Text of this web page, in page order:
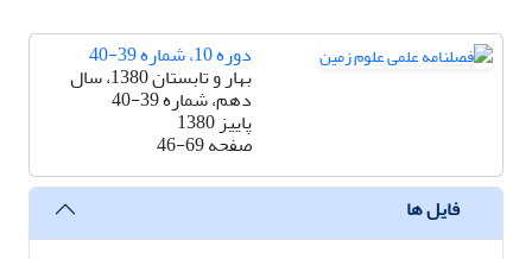
دوره 10، شماره 39-40
بهار و تابستان 1380، سال
دهم، شماره 39-40
پاییز 1380
صفحه46-69
فایل ها